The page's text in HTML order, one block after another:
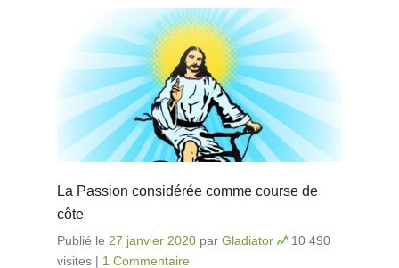
La Passion considérée comme course de
côte
Publié le 27 janvier 2020 par Gladiator
10 490
visites | 1 Commentaire